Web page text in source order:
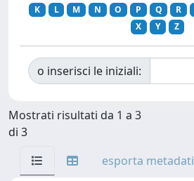
K
L M N O P Q R
X
Y Z
o inserisci le iniziali:
Mostrati risultati da 1 a 3
di 3
esporta metadati